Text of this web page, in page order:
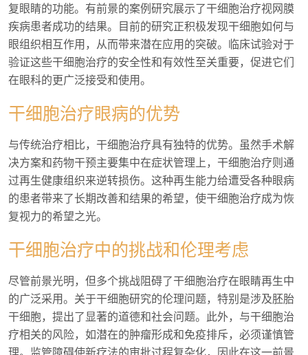
复眼睛的功能。有前景的案例研究展示了干细胞治疗视网膜
疾病患者成功的结果。目前的研究正积极发现干细胞如何与
眼组织相互作用，从而带来潜在应用的突破。临床试验对于
验证这些干细胞治疗的安全性和有效性至关重要，促进它们
在眼科的更广泛接受和使用。
干细胞治疗眼病的优势
与传统治疗相比，干细胞治疗具有独特的优势。虽然手术解
决方案和药物干预主要集中在症状管理上，干细胞治疗则通
过再生健康组织来逆转损伤。这种再生能力给遭受各种眼病
的患者带来了长期改善和结果的希望，使干细胞治疗成为恢
复视力的希望之光。
干细胞治疗中的挑战和伦理考虑
尽管前景光明，但多个挑战阻碍了干细胞治疗在眼睛再生中
的广泛采用。关于干细胞研究的伦理问题，特别是涉及胚胎
干细胞，提出了显著的道德和社会问题。此外，与干细胞治
疗相关的风险，如潜在的肿瘤形成和免疫排斥，必须谨慎管